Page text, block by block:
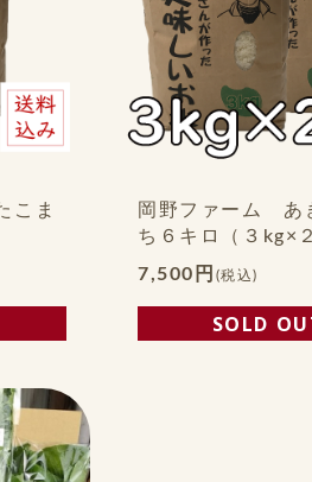
こま
岡野ファーム あ
ち６キロ（３kg×
7,500円 (税込)
SOLD